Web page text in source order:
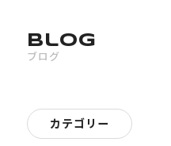
Blog
ブログ
カテゴリー